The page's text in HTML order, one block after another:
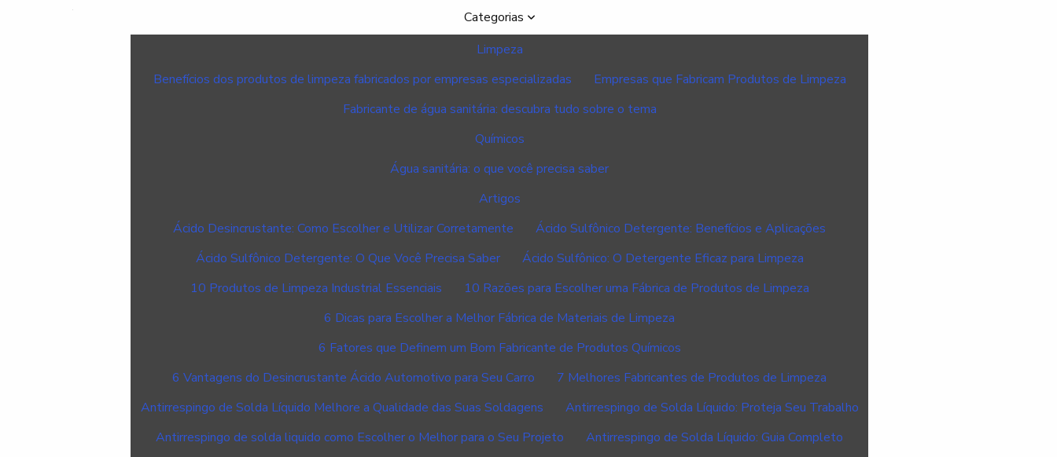
Categorias
Limpeza
Benefícios dos produtos de limpeza fabricados por empresas especializadas
Empresas que Fabricam Produtos de Limpeza
Fabricante de água sanitária: descubra tudo sobre o tema
Químicos
Água sanitária: o que você precisa saber
Artigos
Ácido Desincrustante: Como Escolher e Utilizar Corretamente
Ácido Sulfônico Detergente: Benefícios e Aplicações
Ácido Sulfônico Detergente: O Que Você Precisa Saber
Ácido Sulfônico: O Detergente Eficaz para Limpeza
10 Produtos de Limpeza Industrial Essenciais
10 Razões para Escolher uma Fábrica de Produtos de Limpeza
6 Dicas para Escolher a Melhor Fábrica de Materiais de Limpeza
6 Fatores que Definem um Bom Fabricante de Produtos Químicos
6 Vantagens do Desincrustante Ácido Automotivo para Seu Carro
7 Melhores Fabricantes de Produtos de Limpeza
Antirrespingo de Solda Líquido Melhore a Qualidade das Suas Soldagens
Antirrespingo de Solda Líquido: Proteja Seu Trabalho
Antirrespingo de solda liquido como Escolher o Melhor para o Seu Projeto
Antirrespingo de Solda Líquido: Guia Completo